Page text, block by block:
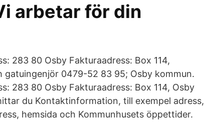
arbetar för din
283 80 Osby Fakturaadress: Box 114,
gatuingenjör 0479-52 83 95; Osby kommun.
283 80 Osby Fakturaadress: Box 114, Osby
du Kontaktinformation, till exempel adress,
hemsida och Kommunhusets öppettider.